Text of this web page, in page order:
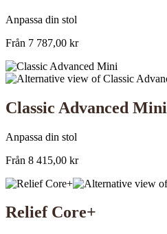
Anpassa din stol
Från 7 787,00 kr
Classic Advanced Mini
Anpassa din stol
Från 8 415,00 kr
Relief Core+